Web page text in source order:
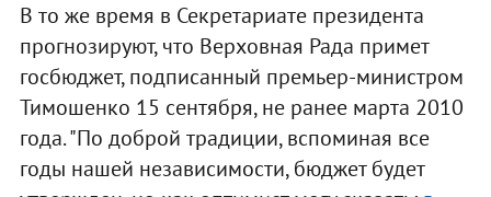
В то же время в Секретариате президента
прогнозируют, что Верховная Рада примет
госбюджет, подписанный премьер-министром
Тимошенко 15 сентября, не ранее марта 2010
года. "По доброй традиции, вспоминая все
годы нашей независимости, бюджет будет